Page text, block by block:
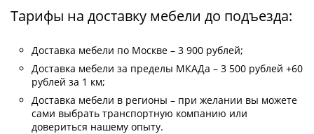
Тарифы на доставку мебели до подъезда:
Доставка мебели по Москве – 3 900 рублей;
Доставка мебели за пределы МКАДа – 3 500 рублей +60
рублей за 1 км;
Доставка мебели в регионы – при желании вы можете
сами выбрать транспортную компанию или
довериться нашему опыту.